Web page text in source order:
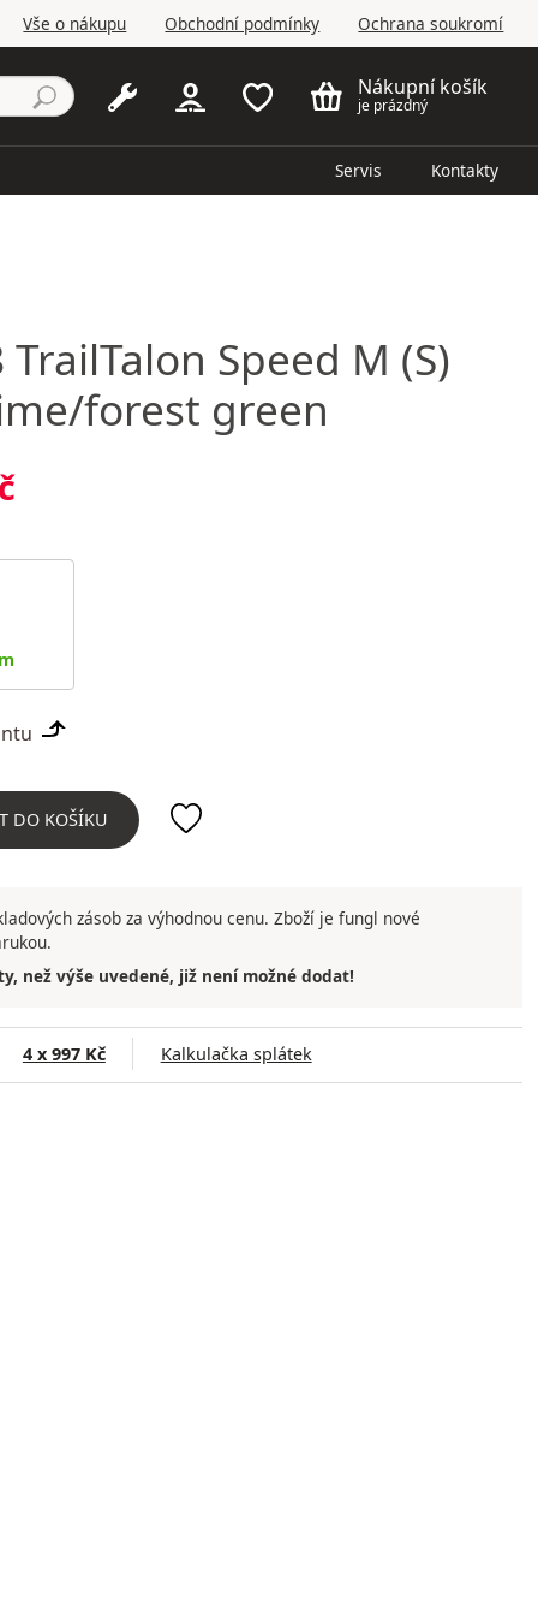
Vše o nákupu Obchodní podmínky Ochrana soukromí
Nákupní košík
je prázdný
Servis Kontakty
TrailTalon Speed M (S)
forest green
DO KOŠÍKU
zásob za výhodnou cenu. Zboží je fungl nové
než výše uvedené, již není možné dodat!
4 x 997 Kč Kalkulačka splátek